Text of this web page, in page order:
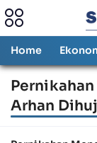
Home
Pernikahan
Arhan